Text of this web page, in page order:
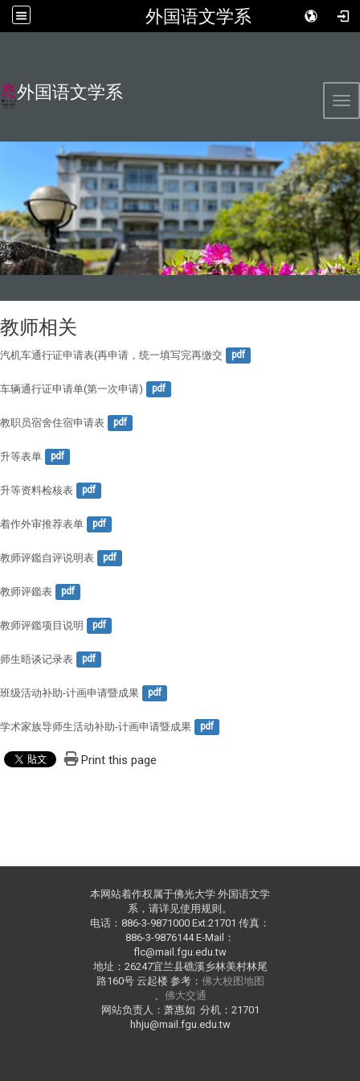
外国语文学系
外国语文学系
教师相关
汽机车通行证申请表(再申请，统一填写完再缴交 pdf
车辆通行证申请单(第一次申请) pdf
教职员宿舍住宿申请表 pdf
升等表单 pdf
升等资料检核表 pdf
着作外审推荐表单 pdf
教师评鑑自评说明表 pdf
教师评鑑表 pdf
教师评鑑项目说明 pdf
师生晤谈记录表 pdf
班级活动补助-计画申请暨成果 pdf
学术家族导师生活动补助-计画申请暨成果 pdf
Print this page
本网站着作权属于佛光大学 外国语文学
系，请详见使用规则。
电话：886-3-9871000 Ext.21701 传真：
886-3-9876144 E-Mail：
flc@mail.fgu.edu.tw
地址：26247宜兰县礁溪乡林美村林尾
路160号 云起楼 参考： 佛大校图地图
佛大交通
网站负责人：萧惠如 分机：21701
hhju@mail.fgu.edu.tw